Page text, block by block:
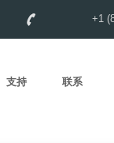
+1
支持 联系